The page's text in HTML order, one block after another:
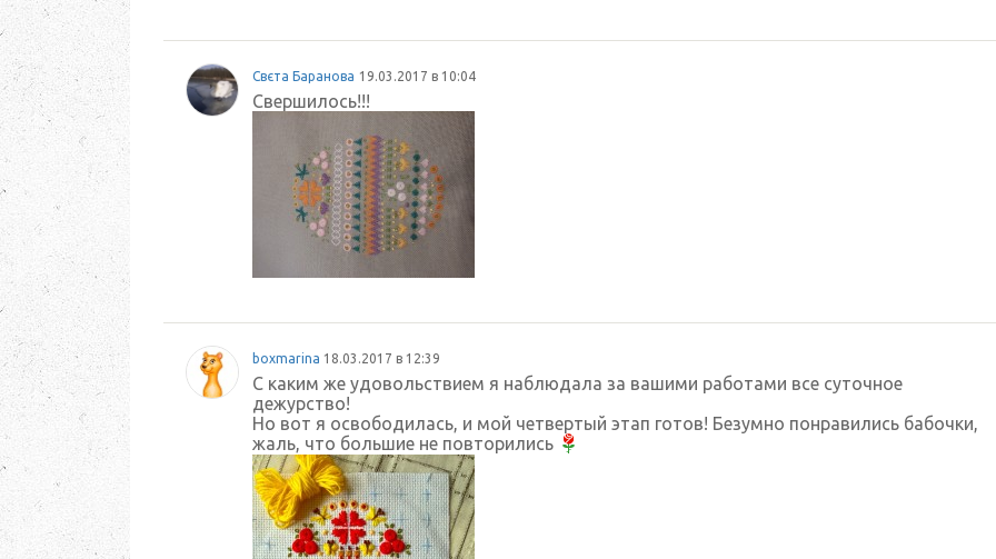
Свєта Баранова 19.03.2017 в 10:04
Свершилось!!!
boxmarina 18.03.2017 в 12:39
С каким же удовольствием я наблюдала за вашими работами все суточное
дежурство!
Но вот я освободилась, и мой четвертый этап готов! Безумно понравились бабочки,
жаль, что большие не повторились